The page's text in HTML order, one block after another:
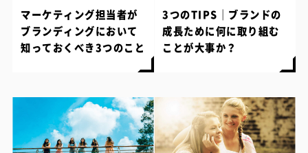
マーケティング担当者が
ブランディングにおいて
知っておくべき3つのこと
3つのTIPS｜ブランドの
成長ために何に取り組む
ことが大事か？